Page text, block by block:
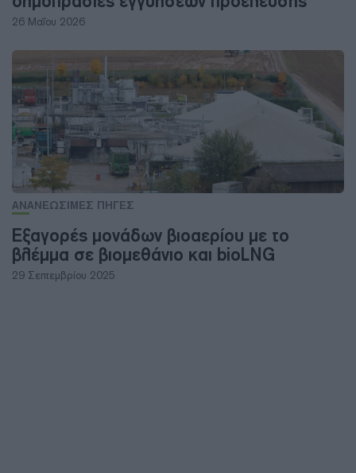
26 Μαΐου 2026
ΑΝΑΝΕΩΣΙΜΕΣ ΠΗΓΕΣ
Εξαγορές μονάδων βιοαερίου με το
βλέμμα σε βιομεθάνιο και bioLNG
29 Σεπτεμβρίου 2025